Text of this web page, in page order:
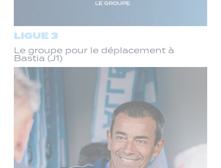
LIGUE 3
Le groupe pour le déplacement à
Bastia (J1)